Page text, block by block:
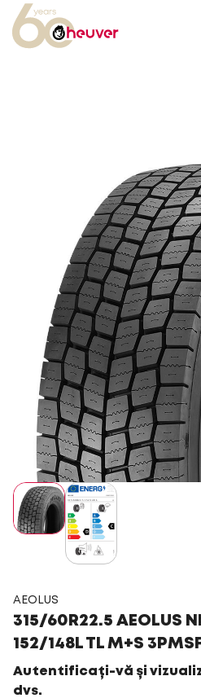
AEOLUS
315/60R22.5 AEOLUS
152/148L TL M+S
Autentificați-vă și
dvs.